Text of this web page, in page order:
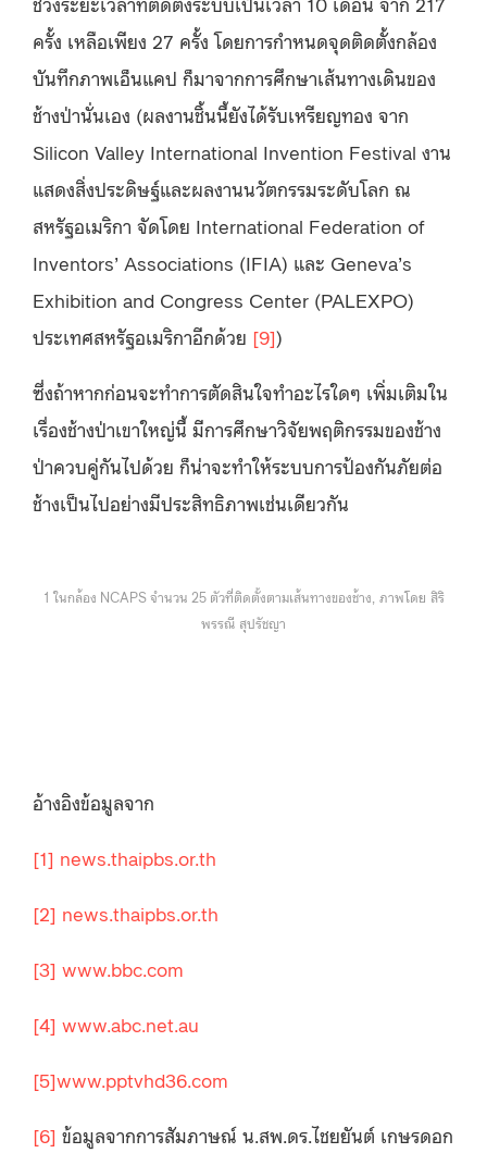
ครั้ง เหลือเพียง 27 ครั้ง โดยการกำหนดจุดติดตั้งกล้อง
บันทึกภาพเอ็นแคป ก็มาจากการศึกษาเส้นทางเดินของ
ช้างป่านั่นเอง (ผลงานชิ้นนี้ยังได้รับเหรียญทอง จาก
Silicon Valley International Invention Festival งาน
แสดงสิ่งประดิษฐ์และผลงานนวัตกรรมระดับโลก ณ
สหรัฐอเมริกา จัดโดย International Federation of
Inventors’ Associations (IFIA) และ Geneva’s
Exhibition and Congress Center (PALEXPO)
ประเทศสหรัฐอเมริกาอีกด้วย [9])
ซึ่งถ้าหากก่อนจะทำการตัดสินใจทำอะไรใดๆ เพิ่มเติมใน
เรื่องช้างป่าเขาใหญ่นี้ มีการศึกษาวิจัยพฤติกรรมของช้าง
ป่าควบคู่กันไปด้วย ก็น่าจะทำให้ระบบการป้องกันภัยต่อ
ช้างเป็นไปอย่างมีประสิทธิภาพเช่นเดียวกัน
1 ในกล้อง NCAPS จำนวน 25 ตัวที่ติดตั้งตามเส้นทางของช้าง, ภาพโดย สิริ
พรรณี สุปรัชญา
อ้างอิงข้อมูลจาก
[1] news.thaipbs.or.th
[2] news.thaipbs.or.th
[3] www.bbc.com
[4] www.abc.net.au
[5]www.pptvhd36.com
[6] ข้อมูลจากการสัมภาษณ์​ น.สพ.ดร.ไชยยันต์ เกษรดอก